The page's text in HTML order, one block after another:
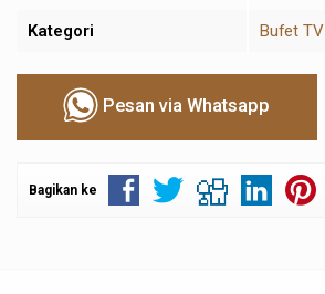
Kategori Bufet TV
Pesan via Whatsapp
Bagikan ke